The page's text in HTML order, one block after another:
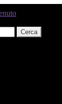
Cerca